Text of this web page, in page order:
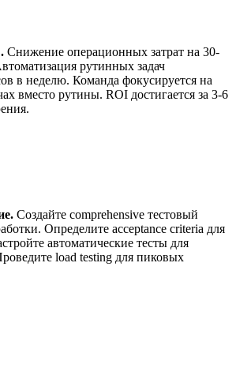
Снижение операционных затрат на 30-
рутинных задач
в неделю. Команда фокусируется на
вместо рутины. ROI достигается за 3-6
Создайте comprehensive тестовый
Определите acceptance criteria для
автоматические тесты для
load testing для пиковых